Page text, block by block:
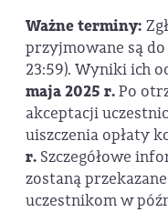
Ważne terminy:
przyjmowane są do
23:59). Wyniki ich
maja 2025 r.Po
akceptacji
uiszczenia opłaty
r. Szczegółowe
zostaną
uczestnikom w